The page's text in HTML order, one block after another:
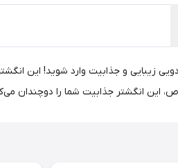
زیبایی و جذابیت وارد شوید! این
انگشتر جذابیت شما را دوچندان